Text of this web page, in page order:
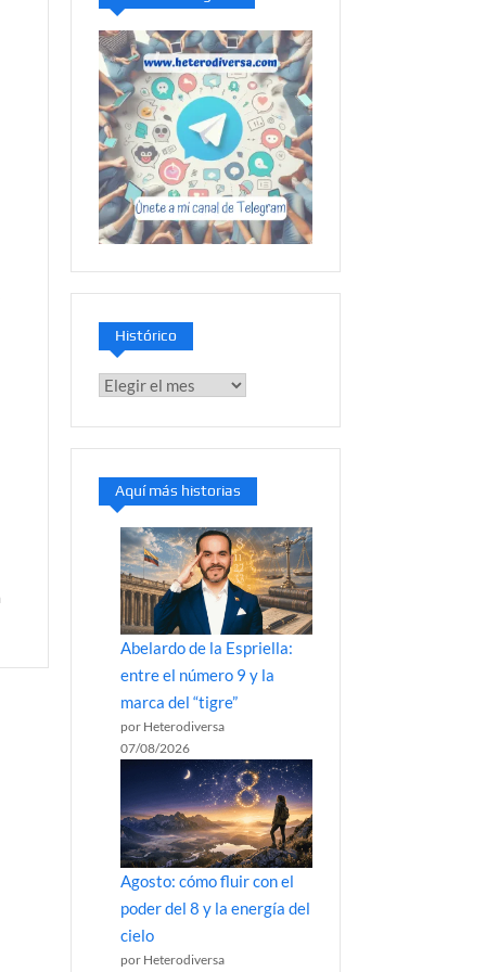
Histórico
Aquí más historias
Abelardo de la Espriella:
entre el número 9 y la
marca del “tigre”
por Heterodiversa
07/08/2026
Agosto: cómo fluir con el
poder del 8 y la energía del
cielo
por Heterodiversa